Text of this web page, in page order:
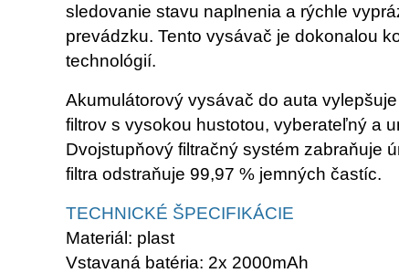
sledovanie stavu naplnenia a rýchle
prevádzku. Tento vysávač je dokonalou
technológií.
Akumulátorový vysávač do auta
filtrov s vysokou hustotou, vyberateľný a
Dvojstupňový filtračný systém zabraňuje
filtra odstraňuje 99,97 % jemných častíc.
TECHNICKÉ ŠPECIFIKÁCIE
Materiál: plast
Vstavaná batéria: 2x 2000mAh